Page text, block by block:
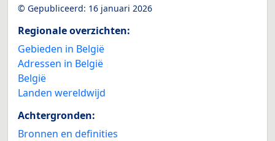
© Gepubliceerd: 16 januari 2026
Regionale overzichten:
Gebieden in België
Adressen in België
België
Landen wereldwijd
Achtergronden:
Bronnen en definities